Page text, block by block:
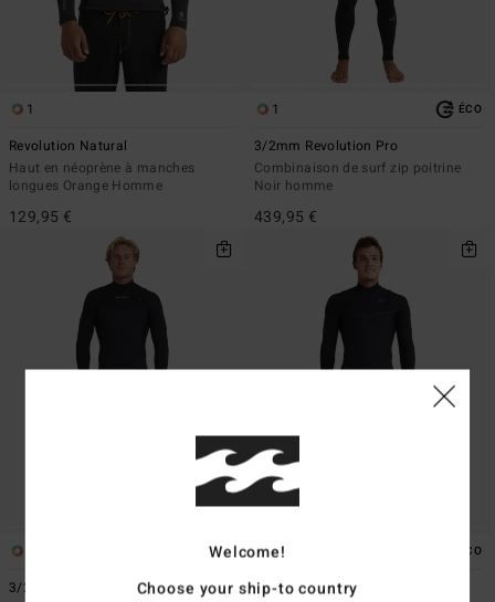
1
Revolution Natural
Haut en néoprène à manches
longues Orange Homme
129,95 €
1 ÉCO
3/2mm Revolution Pro
Combinaison de surf zip poitrine
Noir homme
439,95 €
3/2mm Revolution Natural
1 ÉCO
4/3mm Revolution Pro
Welcome!
Choose your ship-to country